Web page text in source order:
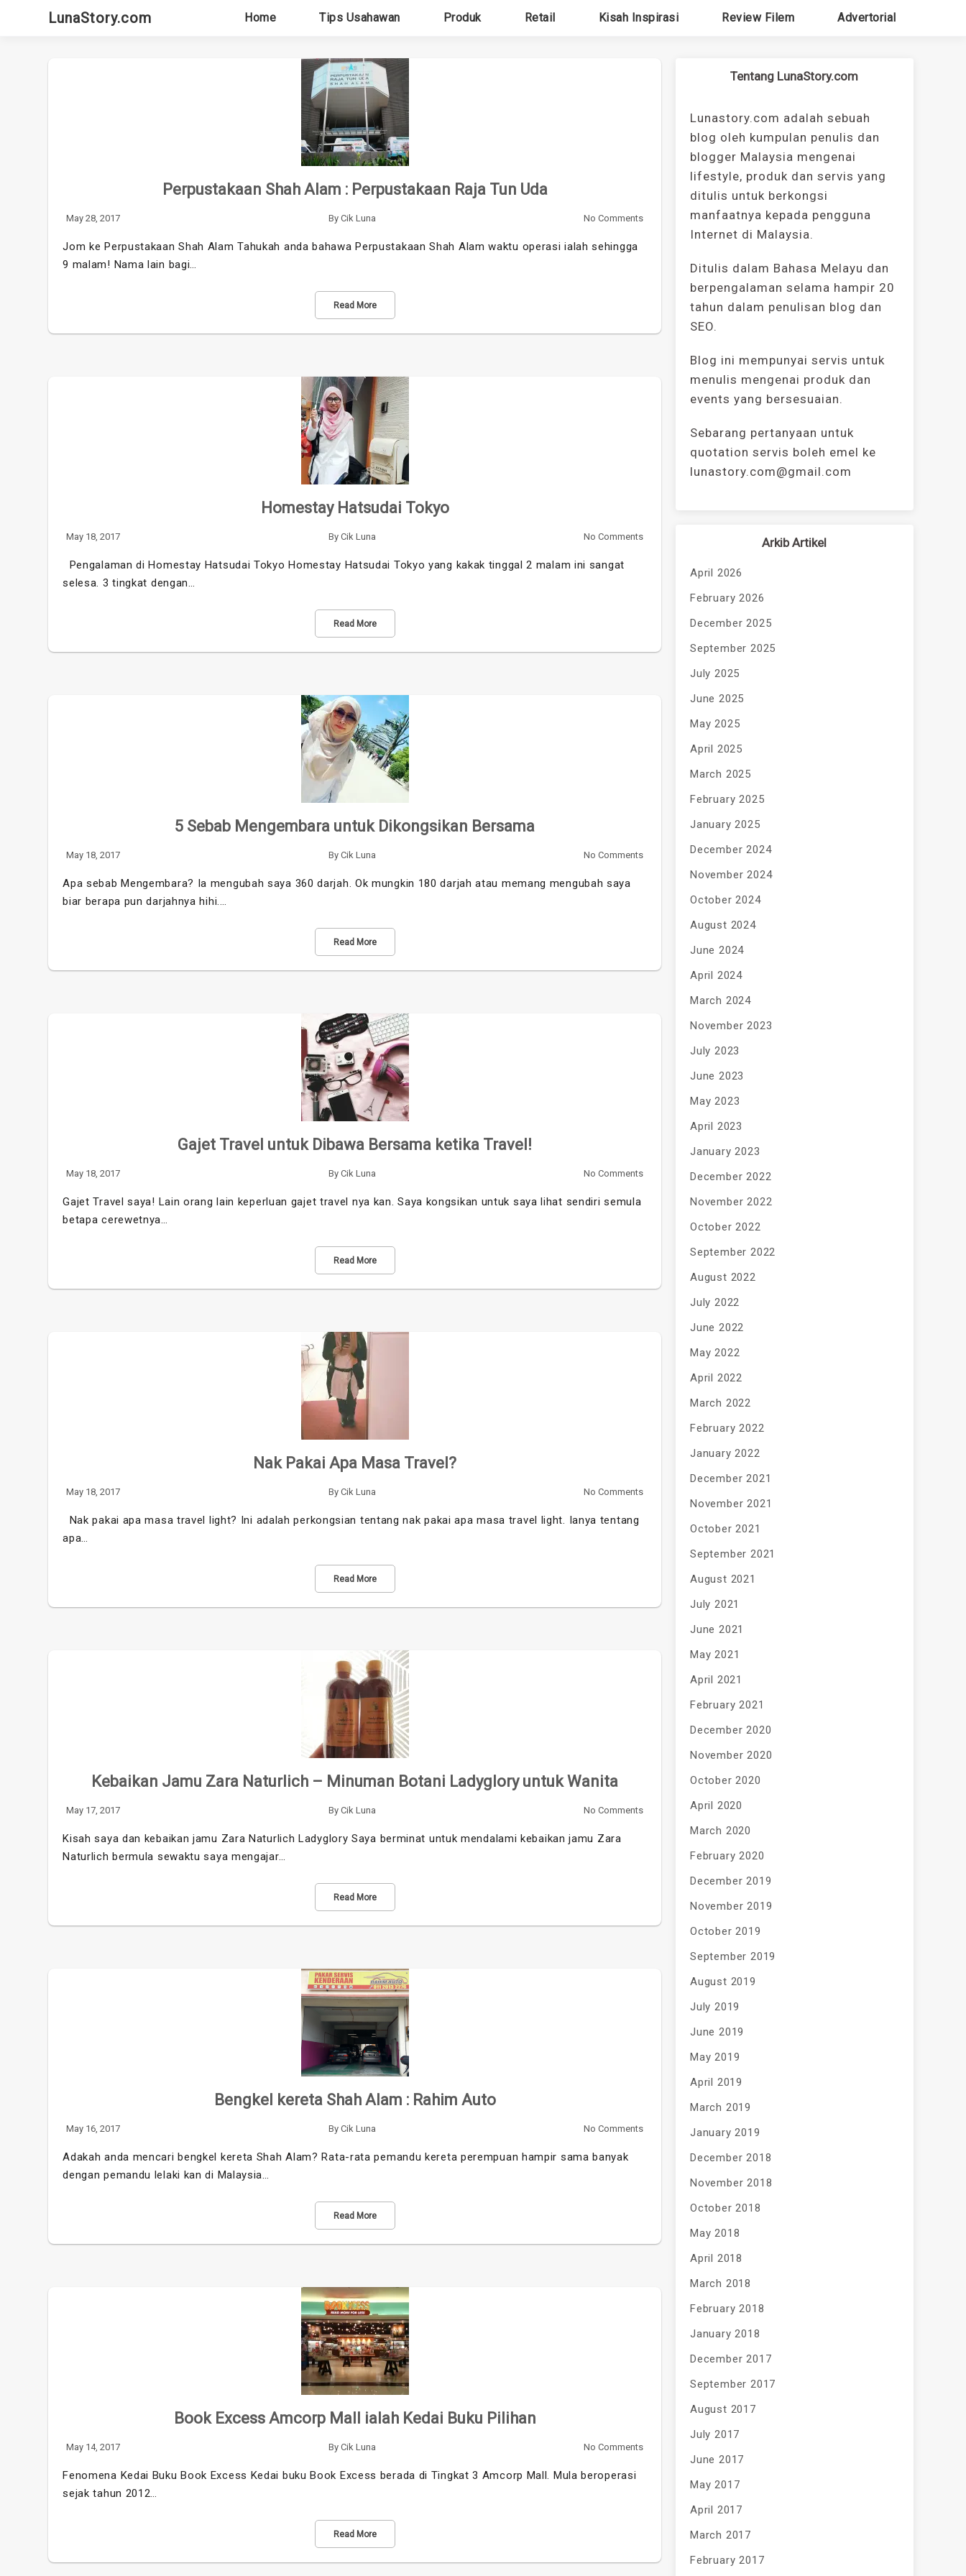
LunaStory.com Home Tips Usahawan Produk Retail Kisah Inspirasi Review Filem Advertorial
Perpustakaan Shah Alam : Perpustakaan Raja Tun Uda
May 28, 2017 By Cik Luna No Comments
Jom ke Perpustakaan Shah Alam Tahukah anda bahawa Perpustakaan Shah Alam waktu operasi ialah sehingga
9 malam! Nama lain bagi…
Read More
Homestay Hatsudai Tokyo
May 18, 2017 By Cik Luna No Comments
Pengalaman di Homestay Hatsudai Tokyo Homestay Hatsudai Tokyo yang kakak tinggal 2 malam ini sangat
selesa. 3 tingkat dengan…
Read More
5 Sebab Mengembara untuk Dikongsikan Bersama
May 18, 2017 By Cik Luna No Comments
Apa sebab Mengembara? Ia mengubah saya 360 darjah. Ok mungkin 180 darjah atau memang mengubah saya
biar berapa pun darjahnya hihi.…
Read More
Gajet Travel untuk Dibawa Bersama ketika Travel!
May 18, 2017 By Cik Luna No Comments
Gajet Travel saya! Lain orang lain keperluan gajet travel nya kan. Saya kongsikan untuk saya lihat sendiri semula
betapa cerewetnya…
Read More
Nak Pakai Apa Masa Travel?
May 18, 2017 By Cik Luna No Comments
Nak pakai apa masa travel light? Ini adalah perkongsian tentang nak pakai apa masa travel light. Ianya tentang
apa…
Read More
Kebaikan Jamu Zara Naturlich – Minuman Botani Ladyglory untuk Wanita
May 17, 2017 By Cik Luna No Comments
Kisah saya dan kebaikan jamu Zara Naturlich Ladyglory Saya berminat untuk mendalami kebaikan jamu Zara
Naturlich bermula sewaktu saya mengajar…
Read More
Bengkel kereta Shah Alam : Rahim Auto
May 16, 2017 By Cik Luna No Comments
Adakah anda mencari bengkel kereta Shah Alam? Rata-rata pemandu kereta perempuan hampir sama banyak
dengan pemandu lelaki kan di Malaysia…
Read More
Book Excess Amcorp Mall ialah Kedai Buku Pilihan
May 14, 2017 By Cik Luna No Comments
Fenomena Kedai Buku Book Excess Kedai buku Book Excess berada di Tingkat 3 Amcorp Mall. Mula beroperasi
sejak tahun 2012…
Read More
Tentang LunaStory.com
Lunastory.com adalah sebuah
blog oleh kumpulan penulis dan
blogger Malaysia mengenai
lifestyle, produk dan servis yang
ditulis untuk berkongsi
manfaatnya kepada pengguna
Internet di Malaysia.
Ditulis dalam Bahasa Melayu dan
berpengalaman selama hampir 20
tahun dalam penulisan blog dan
SEO.
Blog ini mempunyai servis untuk
menulis mengenai produk dan
events yang bersesuaian.
Sebarang pertanyaan untuk
quotation servis boleh emel ke
lunastory.com@gmail.com
Arkib Artikel
April 2026
February 2026
December 2025
September 2025
July 2025
June 2025
May 2025
April 2025
March 2025
February 2025
January 2025
December 2024
November 2024
October 2024
August 2024
June 2024
April 2024
March 2024
November 2023
July 2023
June 2023
May 2023
April 2023
January 2023
December 2022
November 2022
October 2022
September 2022
August 2022
July 2022
June 2022
May 2022
April 2022
March 2022
February 2022
January 2022
December 2021
November 2021
October 2021
September 2021
August 2021
July 2021
June 2021
May 2021
April 2021
February 2021
December 2020
November 2020
October 2020
April 2020
March 2020
February 2020
December 2019
November 2019
October 2019
September 2019
August 2019
July 2019
June 2019
May 2019
April 2019
March 2019
January 2019
December 2018
November 2018
October 2018
May 2018
April 2018
March 2018
February 2018
January 2018
December 2017
September 2017
August 2017
July 2017
June 2017
May 2017
April 2017
March 2017
February 2017